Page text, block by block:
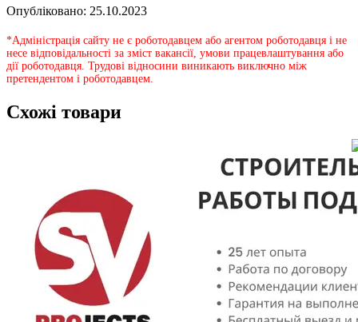
Опубліковано: 25.10.2023
*Адміністрація сайту не є роботодавцем або агентом роботодавця і не
несе відповідальності за зміст вакансії, умови працевлаштування або
дії роботодавця. Трудові відносини виникають виключно між
претендентом і роботодавцем.
Схожі товари